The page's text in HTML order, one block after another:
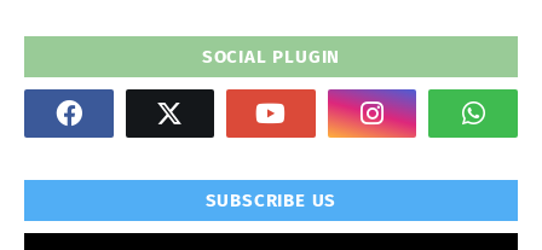
SOCIAL PLUGIN
SUBSCRIBE US